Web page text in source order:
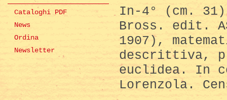
Cataloghi PDF
News
Ordina
Newsletter
In-4° (cm.
Bross. edit.
1907),
descrittiva,
euclidea. In
Lorenzola.